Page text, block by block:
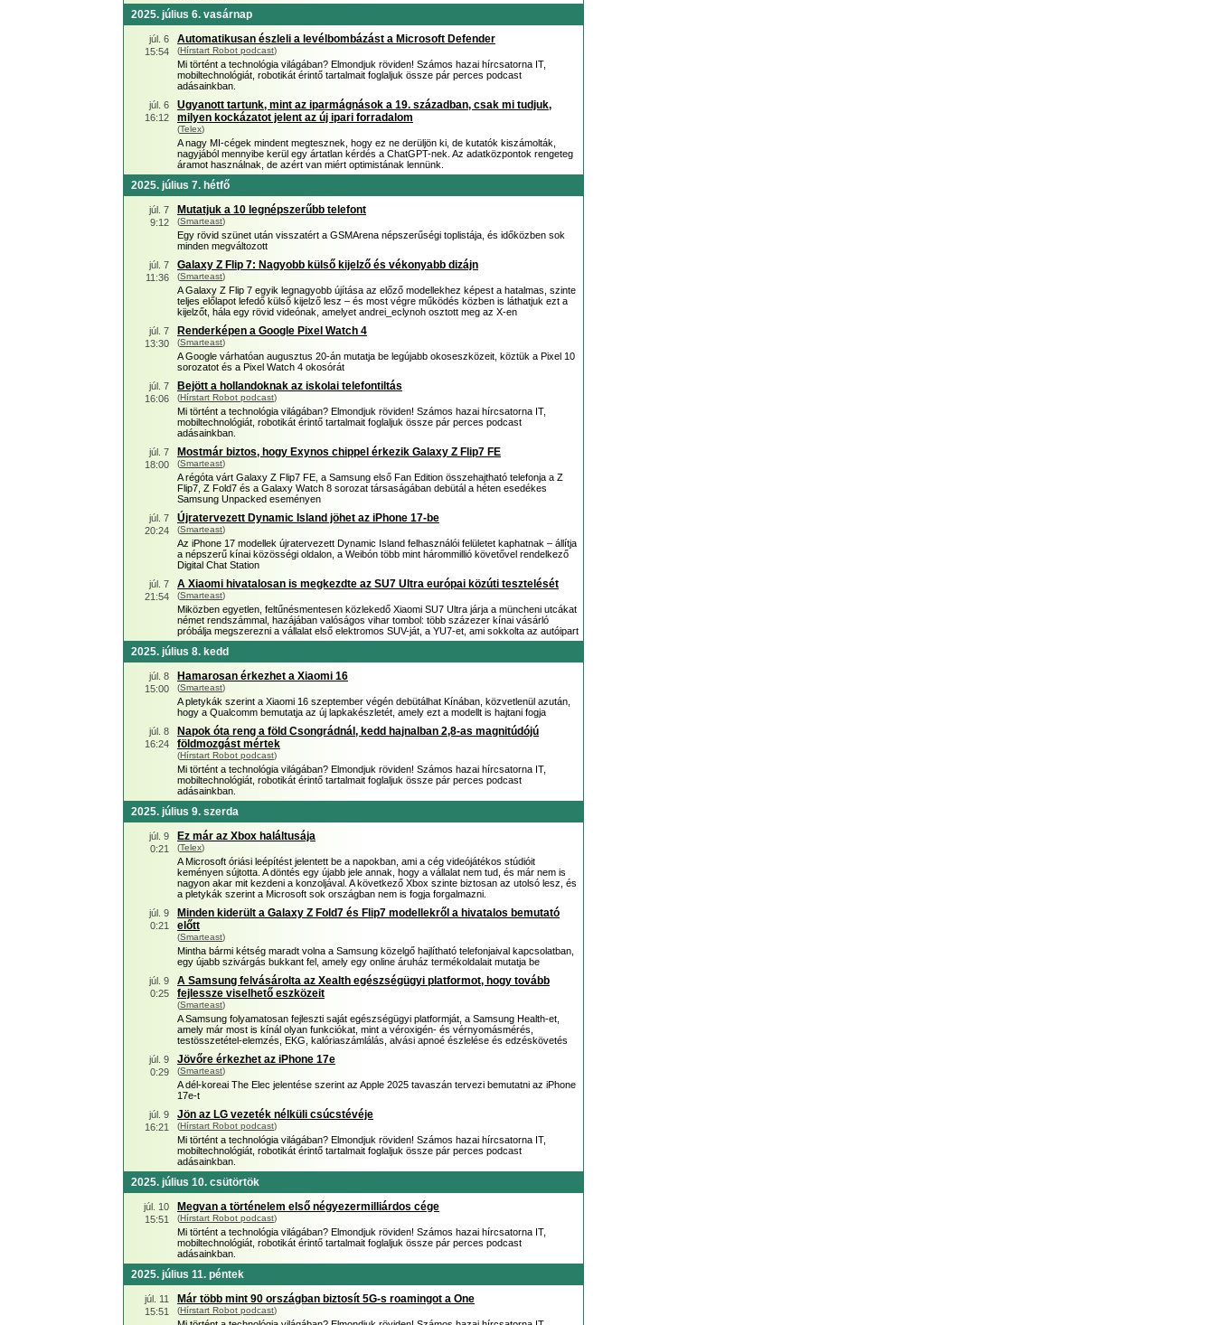
2025. július 6. vasárnap
júl. 6
15:54
Automatikusan észleli a levélbombázást a Microsoft Defender
(Hírstart Robot podcast)
Mi történt a technológia világában? Elmondjuk röviden! Számos hazai hírcsatorna IT,
mobiltechnológiát, robotikát érintő tartalmait foglaljuk össze pár perces podcast
adásainkban.
júl. 6
16:12
Ugyanott tartunk, mint az iparmágnások a 19. században, csak mi tudjuk,
milyen kockázatot jelent az új ipari forradalom
(Telex)
A nagy MI-cégek mindent megtesznek, hogy ez ne derüljön ki, de kutatók kiszámolták,
nagyjából mennyibe kerül egy ártatlan kérdés a ChatGPT-nek. Az adatközpontok rengeteg
áramot használnak, de azért van miért optimistának lennünk.
2025. július 7. hétfő
júl. 7
9:12
Mutatjuk a 10 legnépszerűbb telefont
(Smarteast)
Egy rövid szünet után visszatért a GSMArena népszerűségi toplistája, és időközben sok
minden megváltozott
júl. 7
11:36
Galaxy Z Flip 7: Nagyobb külső kijelző és vékonyabb dizájn
(Smarteast)
A Galaxy Z Flip 7 egyik legnagyobb újítása az előző modellekhez képest a hatalmas, szinte
teljes előlapot lefedő külső kijelző lesz – és most végre működés közben is láthatjuk ezt a
kijelzőt, hála egy rövid videónak, amelyet andrei_eclynoh osztott meg az X-en
júl. 7
13:30
Renderképen a Google Pixel Watch 4
(Smarteast)
A Google várhatóan augusztus 20-án mutatja be legújabb okoseszközeit, köztük a Pixel 10
sorozatot és a Pixel Watch 4 okosórát
júl. 7
16:06
Bejött a hollandoknak az iskolai telefontiltás
(Hírstart Robot podcast)
Mi történt a technológia világában? Elmondjuk röviden! Számos hazai hírcsatorna IT,
mobiltechnológiát, robotikát érintő tartalmait foglaljuk össze pár perces podcast
adásainkban.
júl. 7
18:00
Mostmár biztos, hogy Exynos chippel érkezik Galaxy Z Flip7 FE
(Smarteast)
A régóta várt Galaxy Z Flip7 FE, a Samsung első Fan Edition összehajtható telefonja a Z
Flip7, Z Fold7 és a Galaxy Watch 8 sorozat társaságában debütál a héten esedékes
Samsung Unpacked eseményen
júl. 7
20:24
Újratervezett Dynamic Island jöhet az iPhone 17-be
(Smarteast)
Az iPhone 17 modellek újratervezett Dynamic Island felhasználói felületet kaphatnak – állítja
a népszerű kínai közösségi oldalon, a Weibón több mint hárommillió követővel rendelkező
Digital Chat Station
júl. 7
21:54
A Xiaomi hivatalosan is megkezdte az SU7 Ultra európai közúti tesztelését
(Smarteast)
Miközben egyetlen, feltűnésmentesen közlekedő Xiaomi SU7 Ultra járja a müncheni utcákat
német rendszámmal, hazájában valóságos vihar tombol: több százezer kínai vásárló
próbálja megszerezni a vállalat első elektromos SUV-ját, a YU7-et, ami sokkolta az autóipart
2025. július 8. kedd
júl. 8
15:00
Hamarosan érkezhet a Xiaomi 16
(Smarteast)
A pletykák szerint a Xiaomi 16 szeptember végén debütálhat Kínában, közvetlenül azután,
hogy a Qualcomm bemutatja az új lapkakészletét, amely ezt a modellt is hajtani fogja
júl. 8
16:24
Napok óta reng a föld Csongrádnál, kedd hajnalban 2,8-as magnitúdójú
földmozgást mértek
(Hírstart Robot podcast)
Mi történt a technológia világában? Elmondjuk röviden! Számos hazai hírcsatorna IT,
mobiltechnológiát, robotikát érintő tartalmait foglaljuk össze pár perces podcast
adásainkban.
2025. július 9. szerda
júl. 9
0:21
Ez már az Xbox haláltusája
(Telex)
A Microsoft óriási leépítést jelentett be a napokban, ami a cég videójátékos stúdióit
keményen sújtotta. A döntés egy újabb jele annak, hogy a vállalat nem tud, és már nem is
nagyon akar mit kezdeni a konzoljával. A következő Xbox szinte biztosan az utolsó lesz, és
a pletykák szerint a Microsoft sok országban nem is fogja forgalmazni.
júl. 9
0:21
Minden kiderült a Galaxy Z Fold7 és Flip7 modellekről a hivatalos bemutató
előtt
(Smarteast)
Mintha bármi kétség maradt volna a Samsung közelgő hajlítható telefonjaival kapcsolatban,
egy újabb szivárgás bukkant fel, amely egy online áruház termékoldalait mutatja be
júl. 9
0:25
A Samsung felvásárolta az Xealth egészségügyi platformot, hogy tovább
fejlessze viselhető eszközeit
(Smarteast)
A Samsung folyamatosan fejleszti saját egészségügyi platformját, a Samsung Health-et,
amely már most is kínál olyan funkciókat, mint a véroxigén- és vérnyomásmérés,
testösszetétel-elemzés, EKG, kalóriaszámlálás, alvási apnoé észlelése és edzéskövetés
júl. 9
0:29
Jövőre érkezhet az iPhone 17e
(Smarteast)
A dél-koreai The Elec jelentése szerint az Apple 2025 tavaszán tervezi bemutatni az iPhone
17e-t
júl. 9
16:21
Jön az LG vezeték nélküli csúcstévéje
(Hírstart Robot podcast)
Mi történt a technológia világában? Elmondjuk röviden! Számos hazai hírcsatorna IT,
mobiltechnológiát, robotikát érintő tartalmait foglaljuk össze pár perces podcast
adásainkban.
2025. július 10. csütörtök
júl. 10
15:51
Megvan a történelem első négyezermilliárdos cége
(Hírstart Robot podcast)
Mi történt a technológia világában? Elmondjuk röviden! Számos hazai hírcsatorna IT,
mobiltechnológiát, robotikát érintő tartalmait foglaljuk össze pár perces podcast
adásainkban.
2025. július 11. péntek
júl. 11
15:51
Már több mint 90 országban biztosít 5G-s roamingot a One
(Hírstart Robot podcast)